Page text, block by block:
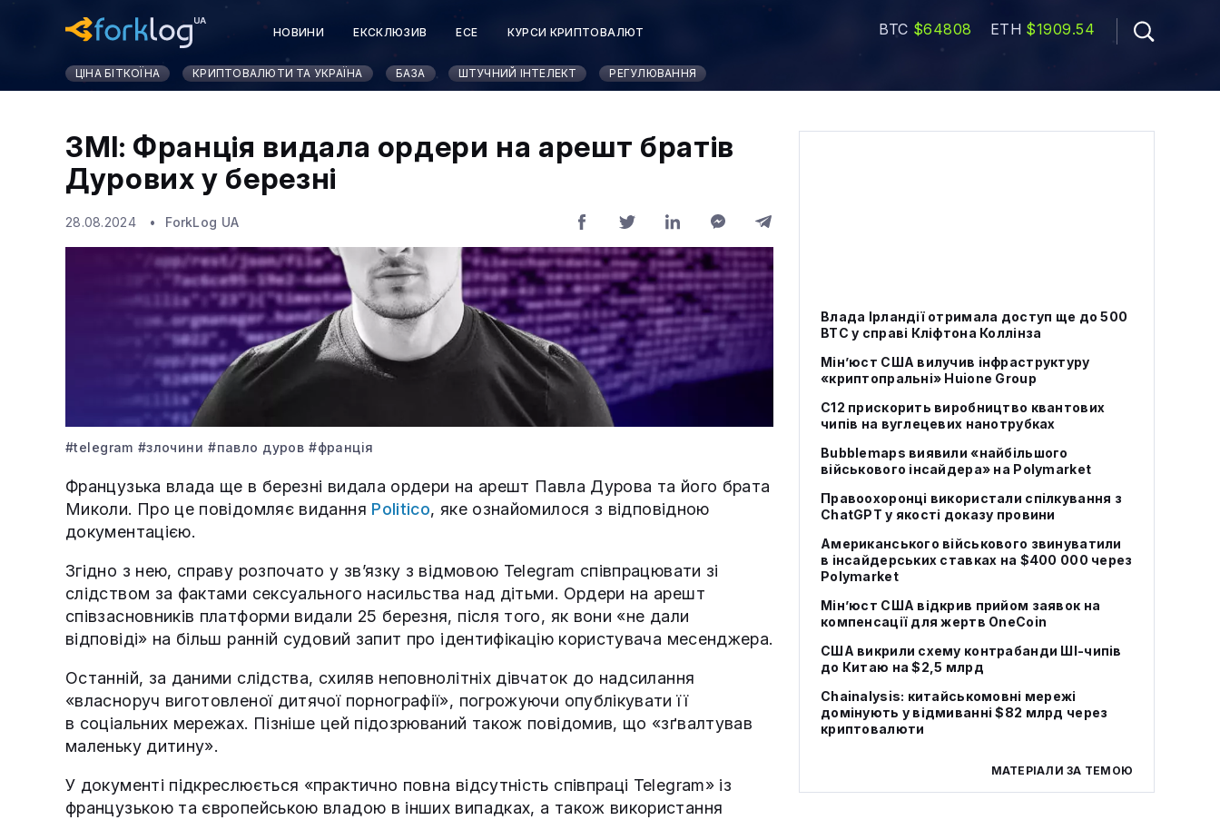
НОВИНИ ЕКСКЛЮЗИВ ЕСЕ КУРСИ КРИПТОВАЛЮТ BTC $64808 ETH $1909.54
ЦІНА БІТКОЇНА КРИПТОВАЛЮТИ ТА УКРАЇНА БАЗА ШТУЧНИЙ ІНТЕЛЕКТ РЕГУЛЮВАННЯ
Влада Ірландії отримала доступ ще до 500
BTC у справі Кліфтона Коллінза
Мін’юст США вилучив інфраструктуру
«криптопральні» Huione Group
C12 прискорить виробництво квантових
чипів на вуглецевих нанотрубках
Bubblemaps виявили «найбільшого
військового інсайдера» на Polymarket
Правоохоронці використали спілкування з
ChatGPT у якості доказу провини
Американського військового звинуватили
в інсайдерських ставках на $400 000 через
Polymarket
Мін’юст США відкрив прийом заявок на
компенсації для жертв OneCoin
США викрили схему контрабанди ШІ‑чипів
до Китаю на $2,5 млрд
Chainalysis: китайськомовні мережі
домінують у відмиванні $82 млрд через
криптовалюти
МАТЕРІАЛИ ЗА ТЕМОЮ
ЗМІ: Франція видала ордери на арешт братів
Дурових у березні
28.08.2024 ForkLog UA
#telegram #злочини #павло дуров #франція
Французька влада ще в березні видала ордери на арешт Павла Дурова та його брата
Миколи. Про це повідомляє видання Politico, яке ознайомилося з відповідною
документацією.
Згідно з нею, справу розпочато у зв’язку з відмовою Telegram співпрацювати зі
слідством за фактами сексуального насильства над дітьми. Ордери на арешт
співзасновників платформи видали 25 березня, після того, як вони «не дали
відповіді» на більш ранній судовий запит про ідентифікацію користувача месенджера.
Останній, за даними слідства, схиляв неповнолітніх дівчаток до надсилання
«власноруч виготовленої дитячої порнографії», погрожуючи опублікувати її
в соціальних мережах. Пізніше цей підозрюваний також повідомив, що «зґвалтував
маленьку дитину».
У документі підкреслюється «практично повна відсутність співпраці Telegram» із
французькою та європейською владою в інших випадках, а також використання